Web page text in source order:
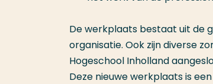
De werkplaats bestaat uit de
organisatie. Ook zijn diverse
Hogeschool Inholland
Deze nieuwe werkplaats is